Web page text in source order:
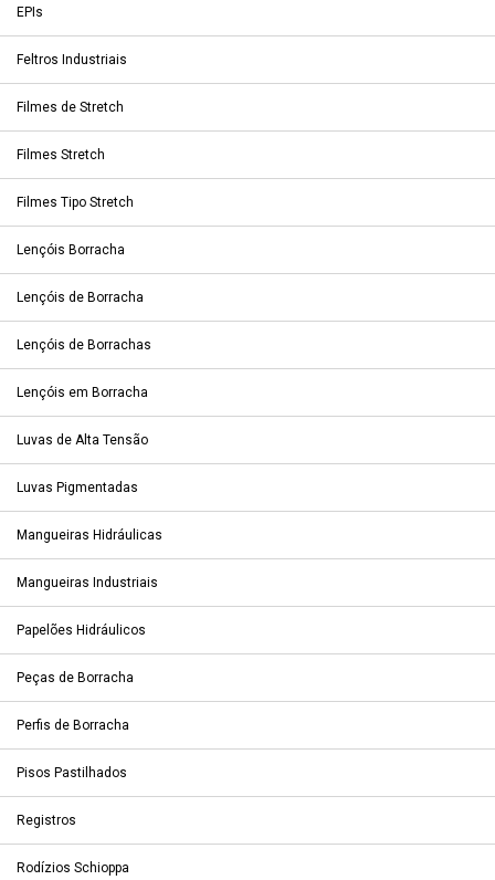
EPIs
Feltros Industriais
Filmes de Stretch
Filmes Stretch
Filmes Tipo Stretch
Lençóis Borracha
Lençóis de Borracha
Lençóis de Borrachas
Lençóis em Borracha
Luvas de Alta Tensão
Luvas Pigmentadas
Mangueiras Hidráulicas
Mangueiras Industriais
Papelões Hidráulicos
Peças de Borracha
Perfis de Borracha
Pisos Pastilhados
Registros
Rodízios Schioppa